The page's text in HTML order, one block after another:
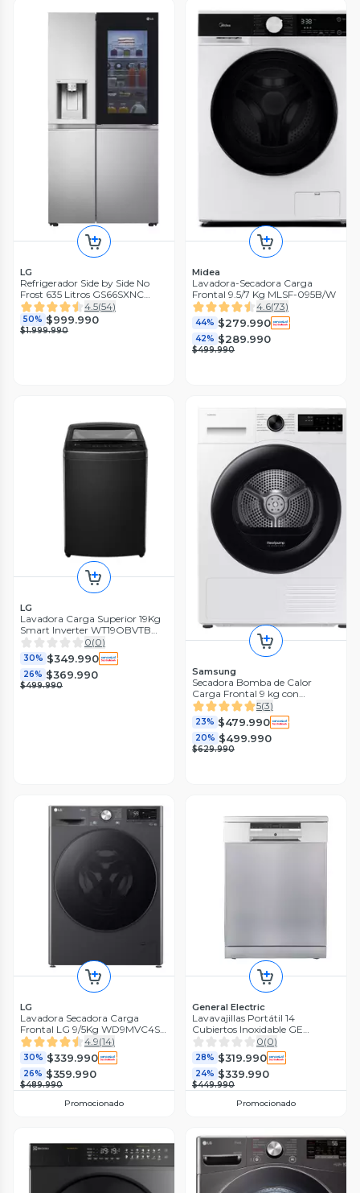
LG
Refrigerador Side by Side No
Frost 635 Litros GS66SXNC
Instaview
4.5(54)
50% $999.990
$1.999.990
Midea
Lavadora-Secadora Carga
Frontal 9.5/7 Kg MLSF-095B/W
4.6(73)
44% $279.990
42% $289.990
$499.990
LG
Lavadora Carga Superior 19Kg
Smart Inverter WT19OBVTB
con Turbo Drum
0(0)
30% $349.990
26% $369.990
$499.990
Samsung
Secadora Bomba de Calor
Carga Frontal 9 kg con
SmartThings
DV90CGC2A0AEZS
5(3)
23% $479.990
20% $499.990
$629.990
LG
Lavadora Secadora Carga
Frontal LG 9/5Kg WD9MVC4S6
AI DD, ThinQ4.9(14)
30% $339.990
26% $359.990
$489.990
Promocionado
General Electric
Lavavajillas Portátil 14
Cubiertos Inoxidable GE
GLV14FSITSS00(0)
28% $319.990
24% $339.990
$449.990
Promocionado